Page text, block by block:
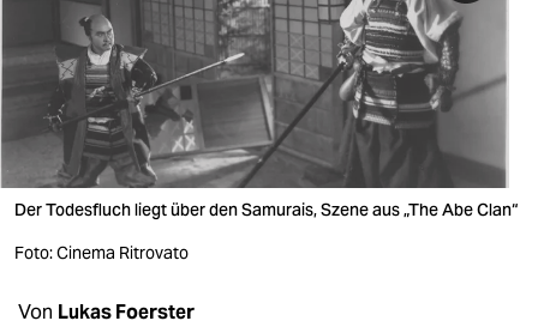
nord
wahrheit
verlag
verlag
Der Todesfluch liegt über den Samurais, Szene aus „The Abe Clan“
Foto: Cinema Ritrovato
Von Lukas Foerster